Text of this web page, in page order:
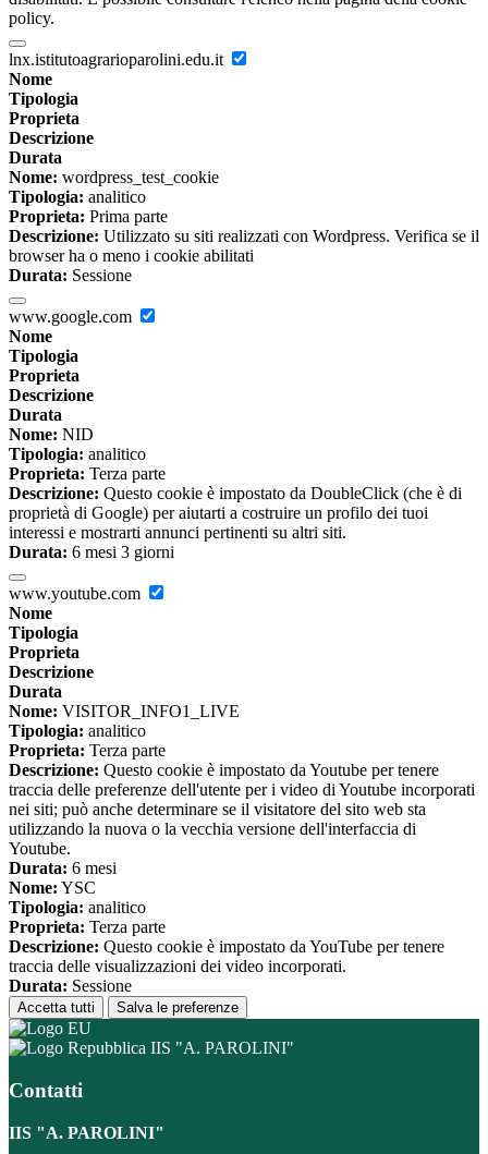
policy.
lnx.istitutoagrarioparolini.edu.it
Nome
Tipologia
Proprieta
Descrizione
Durata
Nome: wordpress_test_cookie
Tipologia: analitico
Proprieta: Prima parte
Descrizione: Utilizzato su siti realizzati con Wordpress. Verifica se il
browser ha o meno i cookie abilitati
Durata: Sessione
www.google.com
Nome
Tipologia
Proprieta
Descrizione
Durata
Nome: NID
Tipologia: analitico
Proprieta: Terza parte
Descrizione: Questo cookie è impostato da DoubleClick (che è di
proprietà di Google) per aiutarti a costruire un profilo dei tuoi
interessi e mostrarti annunci pertinenti su altri siti.
Durata: 6 mesi 3 giorni
www.youtube.com
Nome
Tipologia
Proprieta
Descrizione
Durata
Nome: VISITOR_INFO1_LIVE
Tipologia: analitico
Proprieta: Terza parte
Descrizione: Questo cookie è impostato da Youtube per tenere
traccia delle preferenze dell'utente per i video di Youtube incorporati
nei siti; può anche determinare se il visitatore del sito web sta
utilizzando la nuova o la vecchia versione dell'interfaccia di
Youtube.
Durata: 6 mesi
Nome: YSC
Tipologia: analitico
Proprieta: Terza parte
Descrizione: Questo cookie è impostato da YouTube per tenere
traccia delle visualizzazioni dei video incorporati.
Durata: Sessione
Accetta tutti Salva le preferenze
IIS "A. PAROLINI"
Contatti
IIS "A. PAROLINI"